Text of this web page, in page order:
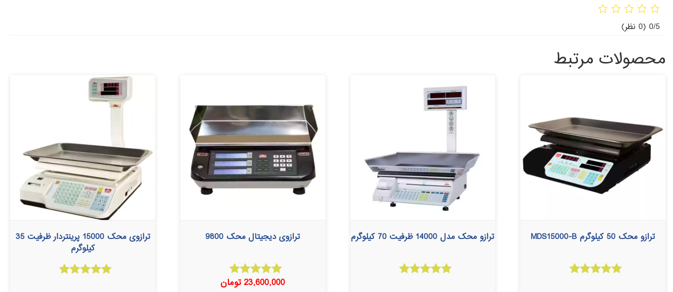
0/5 (0 نظر)
محصولات مرتبط
ترازو محک 50 کیلوگرم MDS15000-B ترازو محک مدل 14000 ظرفیت 70 کیلوگرم ترازوی دیجیتال محک 9800
امتیاز
5.00
23,600,000تومان
ترازوی محک 15000 پرینتردار ظرفیت 35
کیلوگرم